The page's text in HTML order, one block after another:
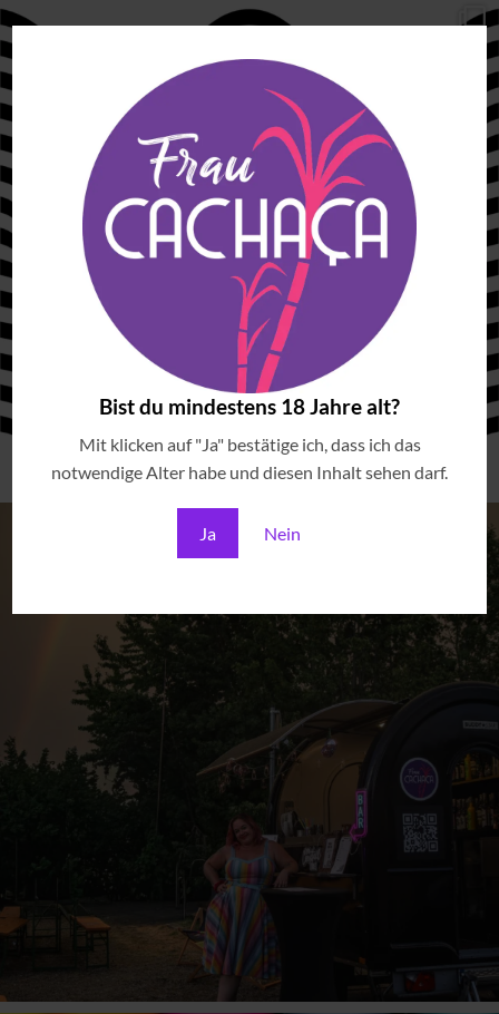
Bist du mindestens 18 Jahre alt?
Mit klicken auf "Ja" bestätige ich, dass ich das
notwendige Alter habe und diesen Inhalt sehen darf.
Ja Nein